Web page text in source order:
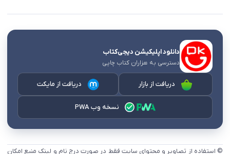
دانلود اپلیکیشن دیجی‌کتاب
دسترسی به هزاران کتاب چاپی
دریافت از بازار دریافت از مایکت
نسخه وب PWA
© استفاده از تصاویر و محتوای سایت فقط در صورت درج نام و لینک منبع امکان